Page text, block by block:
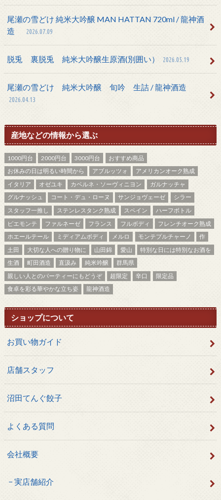
尾瀬の雪どけ 純米大吟醸 MAN HATTAN 720ml / 龍神酒
造
2026.07.09
脱兎 裏脱兎 純米大吟醸生原酒(別囲い） 2026.05.19
尾瀬の雪どけ 純米大吟醸 旬吟 生詰 / 龍神酒造
2026.04.13
産地などの情報から選ぶ
1000円台 2000円台 3000円台
おすすめ商品
お休みの日は明るい時間から
アブルッツォ
アメリカンオーク熟成
イタリア
オゼユキ カベルネ・ソーヴィニヨン
ガルナッチャ
グルナッシュ
コート・デュ・ローヌ サンジョヴェーゼ
シラー
スタッフ一推し
ステンレスタンク熟成 スペイン
ハーフボトル
ピエモンテ
ファルネーゼ フランス フルボディ
フレンチオーク熟成
ホエールテール
ミディアムボディ メルロ モンテプルチャーノ
作
土田
大切な人への贈り物に 山田錦 愛山
特別な日には特別なお酒を
生酒
町田酒造 直汲み 純米吟醸
群馬県
親しい人とのパーティーにもどうぞ
超限定 辛口
限定品
食卓を彩る華やかな立ち姿
龍神酒造
ショップについて
お買い物ガイド
店舗スタッフ
沼田てんぐ餃子
よくある質問
会社概要
実店舗紹介